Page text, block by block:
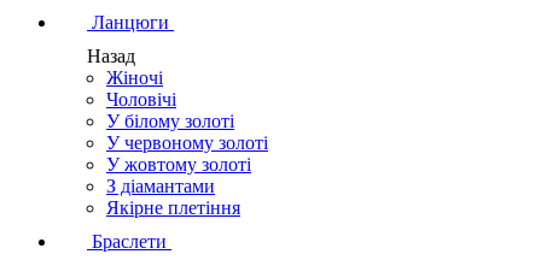
Ланцюги
Назад
Жіночі
Чоловічі
У білому золоті
У червоному золоті
У жовтому золоті
З діамантами
Якірне плетіння
Браслети